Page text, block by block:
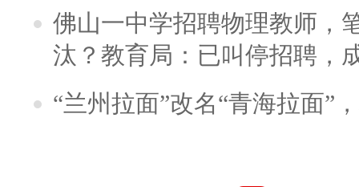
佛山一中学招聘物理教师，
汰？教育局：已叫停招聘，
“兰州拉面”改名“青海拉面”